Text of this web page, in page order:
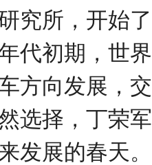
究所，开始
代初期，世
方向发展，
选择，丁荣
发展的春天